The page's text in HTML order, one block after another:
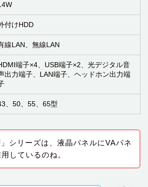
付けHDD
線LAN、無線LAN
端子×4、USB端子×2、光デジタル音
出力端子、LAN端子、ヘッドホン出力端
、50、55、65型
」シリーズは、液晶パネルにVAパネ
しているのね。